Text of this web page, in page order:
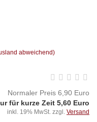
abweichend)
Normaler Preis 6,90 Euro
für kurze Zeit 5,60 Euro
inkl. 19% MwSt. zzgl. Versand